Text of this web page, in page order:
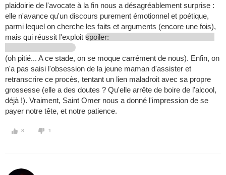
plaidoirie de l'avocate à la fin nous a désagréablement surprise :
elle n'avance qu'un discours purement émotionnel et poétique,
parmi lequel on cherche les faits et arguments (encore une fois),
mais qui réussit l'exploit spoiler:
(oh pitié... A ce stade, on se moque carrément de nous). Enfin, on
n'a pas saisi l'obsession de la jeune maman d'assister et
retranscrire ce procès, tentant un lien maladroit avec sa propre
grossesse (elle a des doutes ? Qu'elle arrête de boire de l'alcool,
déjà !). Vraiment, Saint Omer nous a donné l'impression de se
payer notre tête, et notre patience.
8 1